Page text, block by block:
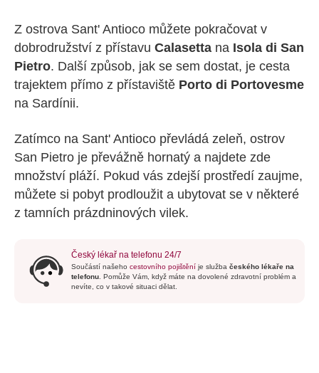
Z ostrova Sant' Antioco můžete pokračovat v
dobrodružství z přístavu Calasetta na Isola di San
Pietro. Další způsob, jak se sem dostat, je cesta
trajektem přímo z přístaviště Porto di Portovesme
na Sardínii.
Zatímco na Sant' Antioco převládá zeleň, ostrov
San Pietro je převážně hornatý a najdete zde
množství pláží. Pokud vás zdejší prostředí zaujme,
můžete si pobyt prodloužit a ubytovat se v některé
z tamních prázdninových vilek.
Český lékař na telefonu 24/7
Součástí našeho cestovního pojištění je služba českého lékaře na
telefonu. Pomůže Vám, když máte na dovolené zdravotní problém a
nevíte, co v takové situaci dělat.